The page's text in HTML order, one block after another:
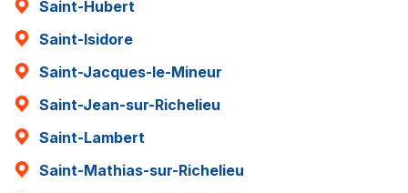
Saint-Hubert
Saint-Isidore
Saint-Jacques-le-Mineur
Saint-Jean-sur-Richelieu
Saint-Lambert
Saint-Mathias-sur-Richelieu